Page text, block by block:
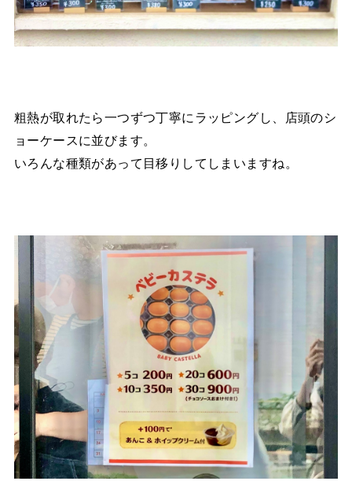
粗熱が取れたら一つずつ丁寧にラッピングし、店頭のシ
ョーケースに並びます。
いろんな種類があって目移りしてしまいますね。